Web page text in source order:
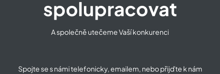
spolupracovat
A společně utečeme Vaší konkurenci
Spojte se s námi telefonicky, emailem, nebo přijďte k nám